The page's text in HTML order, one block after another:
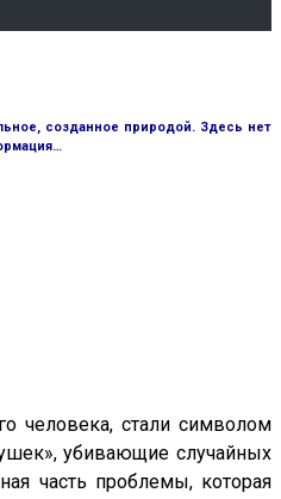
созданное природой. Здесь нет
человека, стали символом
убивающие случайных
часть проблемы, которая